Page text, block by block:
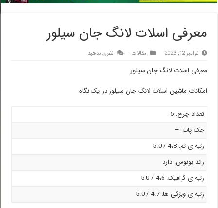
معرفی اسلات لانگ جان سیلور
نوامبر 12, 2023 مقالات نظری بدهید
معرفی اسلات لانگ جان سیلور
امکانات ماشین اسلات لانگ جان سیلور در یک نگاه
تعداد چرخ: 5
جک پات: –
رتبه ی تم: 4،8 / 5.0
راند بونوس: دارد
رتبه ی گرافیک: 4،6 / 5،0
رتبه ی ویژگی ها: 4.7 / 5.0